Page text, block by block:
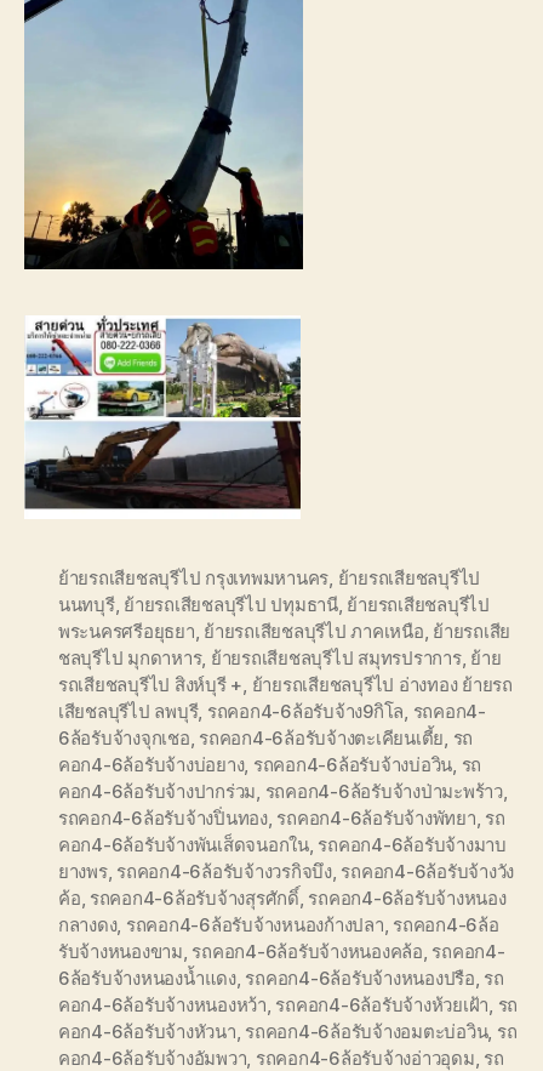
ย้ายรถเสียชลบุรีไป กรุงเทพมหานคร, ย้ายรถเสียชลบุรีไป
นนทบุรี, ย้ายรถเสียชลบุรีไป ปทุมธานี, ย้ายรถเสียชลบุรีไป
พระนครศรีอยุธยา, ย้ายรถเสียชลบุรีไป ภาคเหนือ, ย้ายรถเสีย
ชลบุรีไป มุกดาหาร, ย้ายรถเสียชลบุรีไป สมุทรปราการ, ย้าย
รถเสียชลบุรีไป สิงห์บุรี +, ย้ายรถเสียชลบุรีไป อ่างทอง ย้ายรถ
เสียชลบุรีไป ลพบุรี, รถคอก4-6ล้อรับจ้าง9กิโล, รถคอก4-
6ล้อรับจ้างจุกเชอ, รถคอก4-6ล้อรับจ้างตะเคียนเตี้ย, รถ
คอก4-6ล้อรับจ้างบ่อยาง, รถคอก4-6ล้อรับจ้างบ่อวิน, รถ
คอก4-6ล้อรับจ้างปากร่วม, รถคอก4-6ล้อรับจ้างป่ามะพร้าว,
รถคอก4-6ล้อรับจ้างปิ่นทอง, รถคอก4-6ล้อรับจ้างพัทยา, รถ
คอก4-6ล้อรับจ้างพันเส็ดจนอกใน, รถคอก4-6ล้อรับจ้างมาบ
ยางพร, รถคอก4-6ล้อรับจ้างวรกิจบึง, รถคอก4-6ล้อรับจ้างวัง
ค้อ, รถคอก4-6ล้อรับจ้างสุรศักดิ์, รถคอก4-6ล้อรับจ้างหนอง
กลางดง, รถคอก4-6ล้อรับจ้างหนองก้างปลา, รถคอก4-6ล้อ
รับจ้างหนองขาม, รถคอก4-6ล้อรับจ้างหนองคล้อ, รถคอก4-
6ล้อรับจ้างหนองน้ำแดง, รถคอก4-6ล้อรับจ้างหนองปรือ, รถ
คอก4-6ล้อรับจ้างหนองหว้า, รถคอก4-6ล้อรับจ้างห้วยเฝ้า, รถ
คอก4-6ล้อรับจ้างหัวนา, รถคอก4-6ล้อรับจ้างอมตะบ่อวิน, รถ
คอก4-6ล้อรับจ้างอัมพวา, รถคอก4-6ล้อรับจ้างอ่าวอุดม, รถ